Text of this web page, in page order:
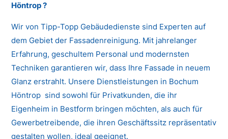
Höntrop ?
Wir von Tipp-Topp Gebäudedienste sind Experten auf
dem Gebiet der Fassadenreinigung. Mit jahrelanger
Erfahrung, geschultem Personal und modernsten
Techniken garantieren wir, dass Ihre Fassade in neuem
Glanz erstrahlt. Unsere Dienstleistungen in Bochum
Höntrop sind sowohl für Privatkunden, die ihr
Eigenheim in Bestform bringen möchten, als auch für
Gewerbetreibende, die ihren Geschäftssitz repräsentativ
gestalten wollen, ideal geeignet.